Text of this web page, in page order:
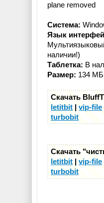
plane removed
Система:
Язык
наличии!)
Таблетка: В
Размер: 134
Скачать
letitbit |vip-file
turbobit
Скачать
letitbit |vip-file
turbobit